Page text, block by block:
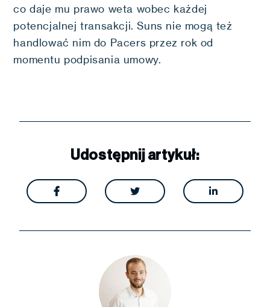
co daje mu prawo weta wobec każdej
potencjalnej transakcji. Suns nie mogą też
handlować nim do Pacers przez rok od
momentu podpisania umowy.
Udostępnij artykuł:
  